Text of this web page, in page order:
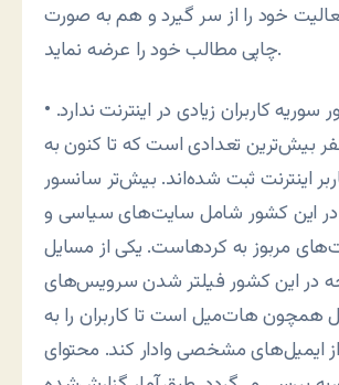
خود را از سر گيرد و هم به صورت
چاپی مطالب خود را عرضه نمايد.
• سوريه: کشور سوريه کاربران زيادی در اينترنت ندارد.
نفر بيش‌ترين تعدادی است که تا کنون به
اينترنت ثبت شده‌اند. بیش‌تر سانسور
در اين کشور شامل سايت‌های سياسی و
مربوز به کردهاست. يکی از مسايل
در اين کشور فيلتر شدن سرويس‌های
همچون هات‌ميل است تا کاربران را به
ايميل‌های مشخصی وادار کند. محتوای